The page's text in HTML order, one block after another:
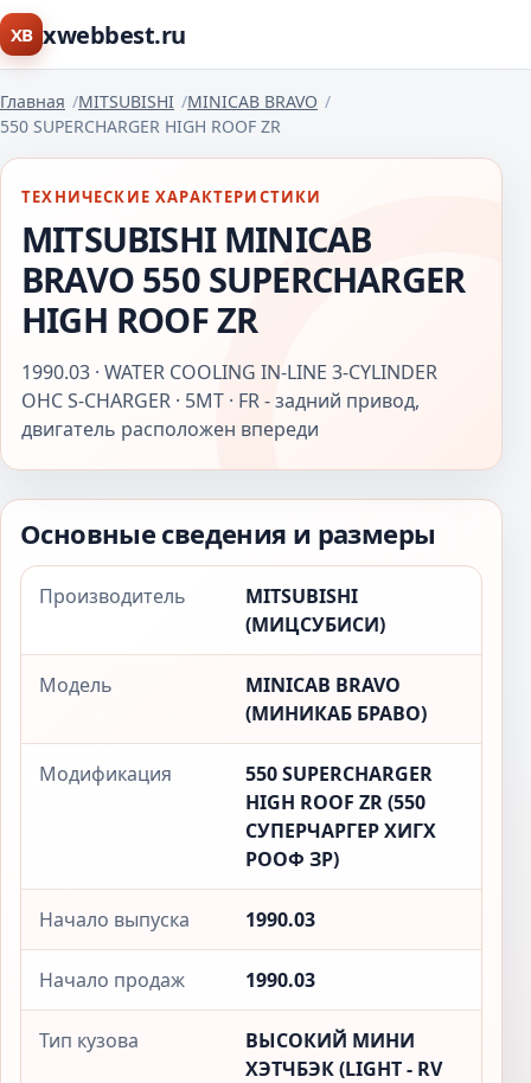
XB xwebbest.ru
Главная MITSUBISHI
MINICAB BRAVO
550 SUPERCHARGER HIGH ROOF ZR
ТЕХНИЧЕСКИЕ ХАРАКТЕРИСТИКИ
MITSUBISHI MINICAB
BRAVO 550 SUPERCHARGER
HIGH ROOF ZR
1990.03 · WATER COOLING IN-LINE 3-CYLINDER
OHC S-CHARGER · 5MT · FR - задний привод,
двигатель расположен впереди
Основные сведения и размеры
Производитель
MITSUBISHI
(МИЦСУБИСИ)
Модель
MINICAB BRAVO
(МИНИКАБ БРАВО)
Модификация
550 SUPERCHARGER
HIGH ROOF ZR (550
СУПЕРЧАРГЕР ХИГХ
РООФ ЗР)
Начало выпуска 1990.03
Начало продаж 1990.03
Тип кузова
ВЫСОКИЙ МИНИ
ХЭТЧБЭК (LIGHT - RV